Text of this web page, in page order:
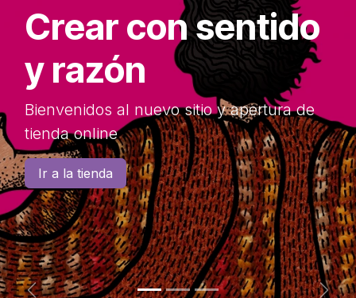
Crear con sentido
y razón
Bienvenidos al nuevo sitio y apertura de
tienda online
Ir a la tienda